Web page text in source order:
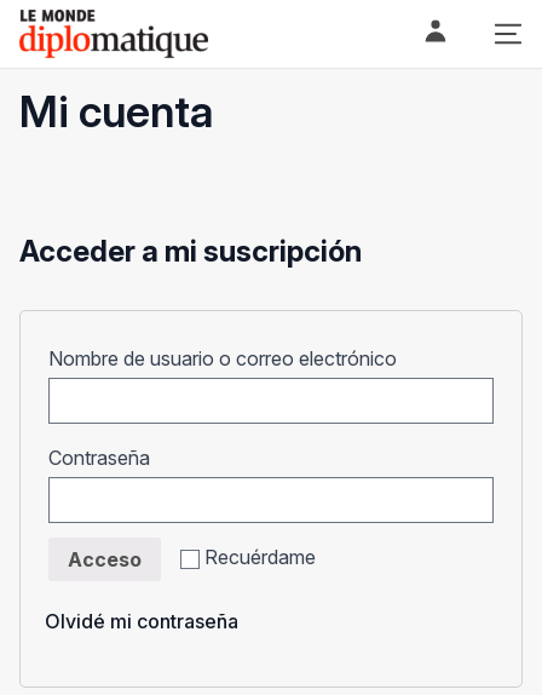
Skip
content
Le monde diplomatique
Mi cuenta
Acceder a mi suscripción
Nombre de usuario o correo electrónico
Contraseña
Recuérdame
Acceso
Olvidé mi contraseña